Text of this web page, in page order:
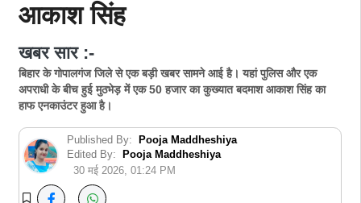
आकाश सिंह
खबर सार :-
बिहार के गोपालगंज जिले से एक बड़ी खबर सामने आई है। यहां पुलिस और एक
अपराधी के बीच हुई मुठभेड़ में एक 50 हजार का कुख्यात बदमाश आकाश सिंह का
हाफ एनकाउंटर हुआ है।
Published By:
Pooja Maddheshiya
Edited By:
Pooja Maddheshiya
30 मई 2026, 01:24 PM